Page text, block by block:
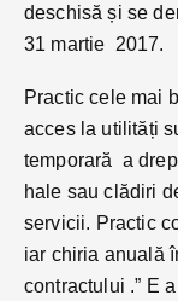
deschisă și se
31 martie 2017.
Practic cele mai
acces la utilități
temporară a
hale sau clădiri
servicii. Practic
iar chiria anuală
contractului .” E